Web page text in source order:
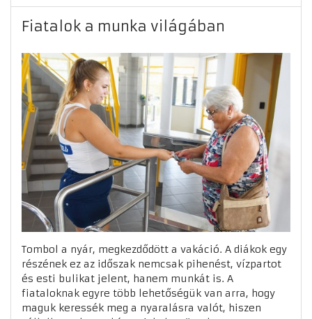
Fiatalok a munka világában
Tombol a nyár, megkezdődött a vakáció. A diákok egy
részének ez az időszak nemcsak pihenést, vízpartot
és esti bulikat jelent, hanem munkát is. A
fiataloknak egyre több lehetőségük van arra, hogy
maguk keressék meg a nyaralásra valót, hiszen